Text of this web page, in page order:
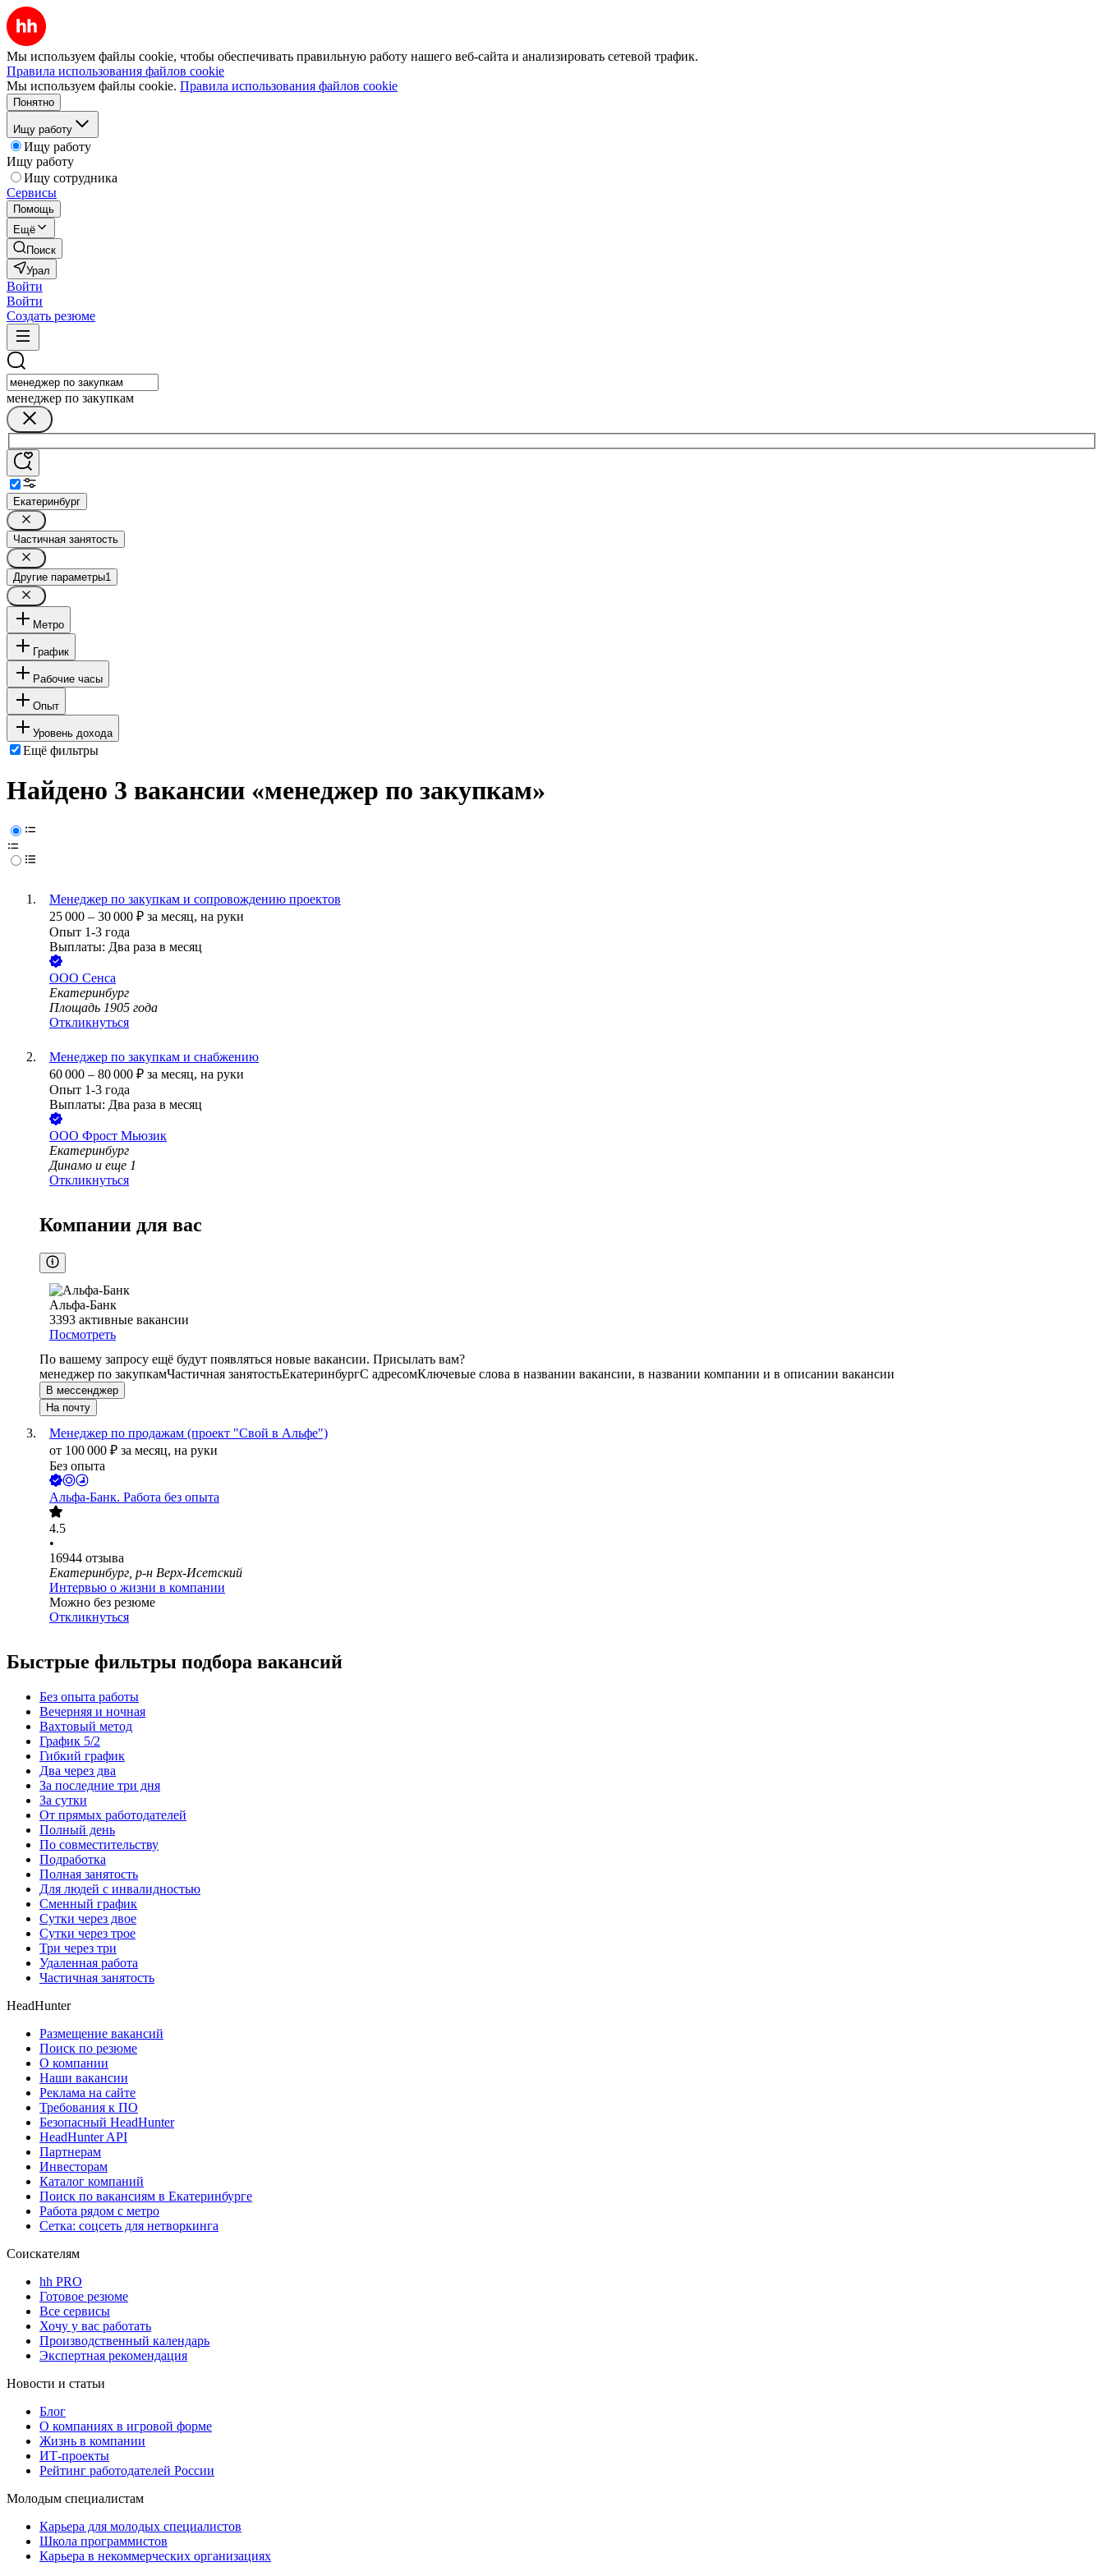
Мы используем файлы cookie, чтобы обеспечивать правильную работу нашего веб-сайта и анализировать сетевой трафик.
Правила использования файлов cookie
Мы используем файлы cookie. Правила использования файлов cookie
Понятно
Ищу работу
Ищу работу
Ищу работу
Ищу сотрудника
Сервисы
Помощь
Ещё
Поиск
Урал
Войти
Войти
Создать резюме
менеджер по закупкам
Екатеринбург
Частичная занятость
Другие параметры1
Метро
График
Рабочие часы
Опыт
Уровень дохода
Ещё фильтры
Найдено 3 вакансии «менеджер по закупкам»
Менеджер по закупкам и сопровождению проектов
25 000 – 30 000 ₽ за месяц, на руки
Опыт 1-3 года
Выплаты: Два раза в месяц
ООО Сенса
Екатеринбург
Площадь 1905 года
Откликнуться
Менеджер по закупкам и снабжению
60 000 – 80 000 ₽ за месяц, на руки
Опыт 1-3 года
Выплаты: Два раза в месяц
ООО Фрост Мьюзик
Екатеринбург
Динамо и еще 1
Откликнуться
Компании для вас
Альфа-Банк
3393 активные вакансии
Посмотреть
По вашему запросу ещё будут появляться новые вакансии. Присылать вам?
менеджер по закупкамЧастичная занятостьЕкатеринбургС адресомКлючевые слова в названии вакансии, в названии компании и в описании вакансии
В мессенджер
На почту
Менеджер по продажам (проект "Свой в Альфе")
от 100 000 ₽ за месяц, на руки
Без опыта
Альфа-Банк. Работа без опыта
4.5
•
16944 отзыва
Екатеринбург, р-н Верх-Исетский
Интервью о жизни в компании
Можно без резюме
Откликнуться
Быстрые фильтры подбора вакансий
Без опыта работы
Вечерняя и ночная
Вахтовый метод
График 5/2
Гибкий график
Два через два
За последние три дня
За сутки
От прямых работодателей
Полный день
По совместительству
Подработка
Полная занятость
Для людей с инвалидностью
Сменный график
Сутки через двое
Сутки через трое
Три через три
Удаленная работа
Частичная занятость
HeadHunter
Размещение вакансий
Поиск по резюме
О компании
Наши вакансии
Реклама на сайте
Требования к ПО
Безопасный HeadHunter
HeadHunter API
Партнерам
Инвесторам
Каталог компаний
Поиск по вакансиям в Екатеринбурге
Работа рядом с метро
Сетка: соцсеть для нетворкинга
Соискателям
hh PRO
Готовое резюме
Все сервисы
Хочу у вас работать
Производственный календарь
Экспертная рекомендация
Новости и статьи
Блог
О компаниях в игровой форме
Жизнь в компании
ИТ-проекты
Рейтинг работодателей России
Молодым специалистам
Карьера для молодых специалистов
Школа программистов
Карьера в некоммерческих организациях